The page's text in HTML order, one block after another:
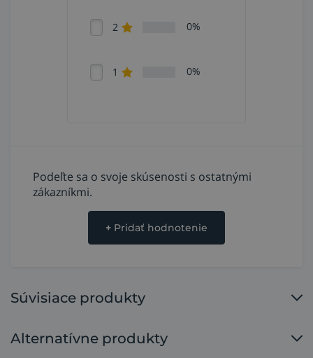
2 0%
1 0%
Podeľte sa o svoje skúsenosti s ostatnými
zákazníkmi.
+ Pridať hodnotenie
Súvisiace produkty
Alternatívne produkty